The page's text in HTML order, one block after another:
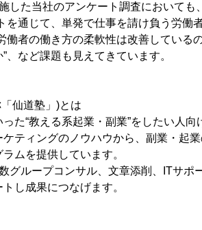
した当社のアンケート調査において
を通じて、単発で仕事を請け負う労働
働者の働き方の柔軟性は改善している
、など課題も見えてきています。
仙道塾」)とは
た“教える系起業・副業”をしたい人向
ティングのノウハウから、副業・起
ムを提供しています。
グループコンサル、文章添削、ITサポ
し成果につなげます。